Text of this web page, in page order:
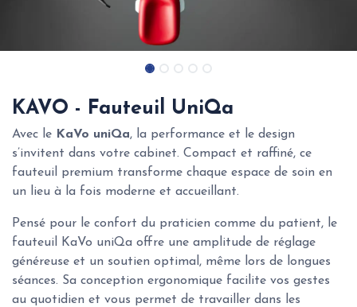
KAVO - Fauteuil UniQa
Avec le KaVo uniQa, la performance et le design
s’invitent dans votre cabinet. Compact et raffiné, ce
fauteuil premium transforme chaque espace de soin en
un lieu à la fois moderne et accueillant.
Pensé pour le confort du praticien comme du patient, le
fauteuil KaVo uniQa offre une amplitude de réglage
généreuse et un soutien optimal, même lors de longues
séances. Sa conception ergonomique facilite vos gestes
au quotidien et vous permet de travailler dans les